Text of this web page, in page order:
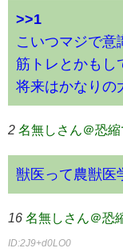
>>1
こいつマジで意
筋トレとかもし
将来はかなりの
2 名無しさん＠恐縮
獣医って農獣医
16 名無しさん＠恐
ID:2J9+d0LO0